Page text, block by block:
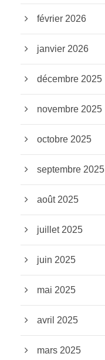
février 2026
janvier 2026
décembre 2025
novembre 2025
octobre 2025
septembre 2025
août 2025
juillet 2025
juin 2025
mai 2025
avril 2025
mars 2025